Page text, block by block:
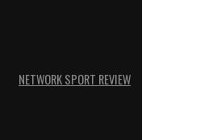
NETWORK SPORT REVIEW